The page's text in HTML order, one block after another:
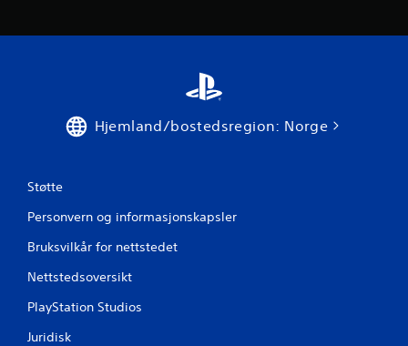
5
u
Hjemland/bostedsregion: Norge
Støtte
Personvern og informasjonskapsler
Bruksvilkår for nettstedet
Nettstedsoversikt
PlayStation Studios
Juridisk